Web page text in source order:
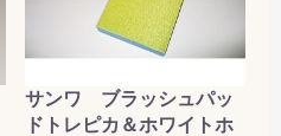
サンワ ブラッシュパッ
ドトレピカ＆ホワイトホ